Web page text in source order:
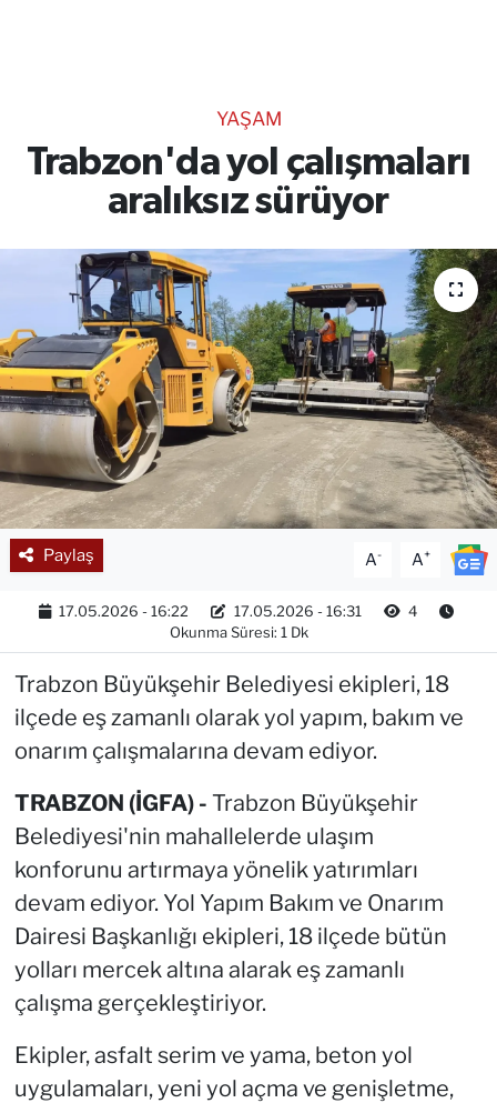
YAŞAM
Trabzon'da yol çalışmaları
aralıksız sürüyor
Paylaş A- A+
17.05.2026 - 16:22 17.05.2026 - 16:31
4
Okunma Süresi: 1 Dk
Trabzon Büyükşehir Belediyesi ekipleri, 18
ilçede eş zamanlı olarak yol yapım, bakım ve
onarım çalışmalarına devam ediyor.
TRABZON (İGFA) - Trabzon Büyükşehir
Belediyesi'nin mahallelerde ulaşım
konforunu artırmaya yönelik yatırımları
devam ediyor. Yol Yapım Bakım ve Onarım
Dairesi Başkanlığı ekipleri, 18 ilçede bütün
yolları mercek altına alarak eş zamanlı
çalışma gerçekleştiriyor.
Ekipler, asfalt serim ve yama, beton yol
uygulamaları, yeni yol açma ve genişletme,
RESMİ İLANLAR
Gencsesfm Canlı Dinle